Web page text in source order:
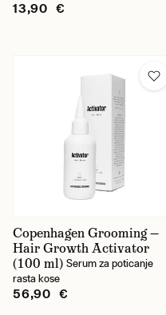
13,90 €
Copenhagen Grooming —
Hair Growth Activator
(100 ml) Serum za poticanje
rasta kose
56,90 €